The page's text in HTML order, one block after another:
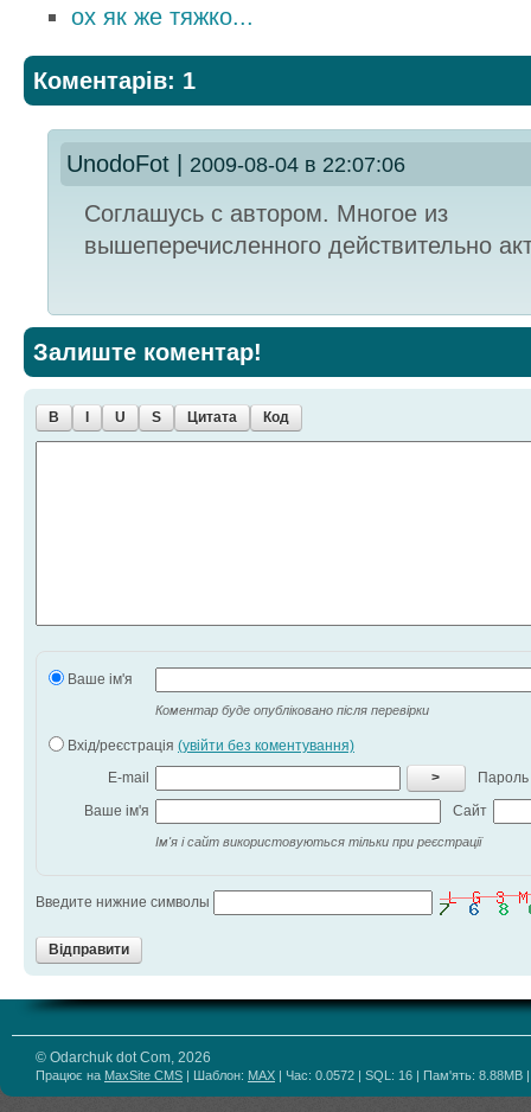
ох як же тяжко...
Коментарів: 1
UnodoFot 2009-08-04 в 22:07:06
Соглашусь с автором. Многое из
вышеперечисленного действительно
Залиште коментар!
B U S Цитата Код
Ваше ім'я
Коментар буде опубліковано після перевірки
Вхід/реєстрація (увійти без коментування)
E-mail
>
Пароль
Ваше ім'я
Сайт
Ім'я і сайт використовуються тільки при реєстрації
Введите нижние символы
Відправити
© Odarchuk dot Com, 2026
Працює на MaxSite CMS | Шаблон: MAX | Час: 0.0572 | SQL: 16 | Пам'ять: 8.88MB